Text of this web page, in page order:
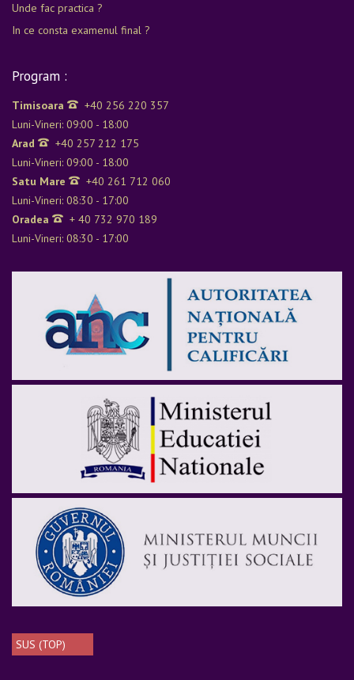
Unde fac practica ?
In ce consta examenul final ?
Program :
Timisoara
+40 256 220 357
Luni-Vineri: 09:00 - 18:00
Arad
+40 257 212 175
Luni-Vineri: 09:00 - 18:00
Satu Mare
+40 261 712 060
Luni-Vineri: 08:30 - 17:00
Oradea
+ 40 732 970 189
Luni-Vineri: 08:30 - 17:00
SUS (TOP)